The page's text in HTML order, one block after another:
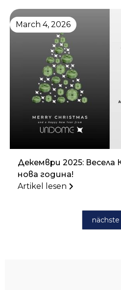
March 4, 2026
Декември 2025: Весела
нова година!
Artikel lesen
nächste